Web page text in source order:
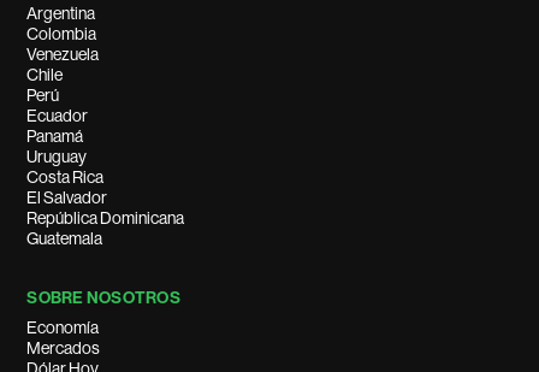
Argentina
Colombia
Venezuela
Chile
Perú
Ecuador
Panamá
Uruguay
Costa Rica
El Salvador
República Dominicana
Guatemala
SOBRE NOSOTROS
Economía
Mercados